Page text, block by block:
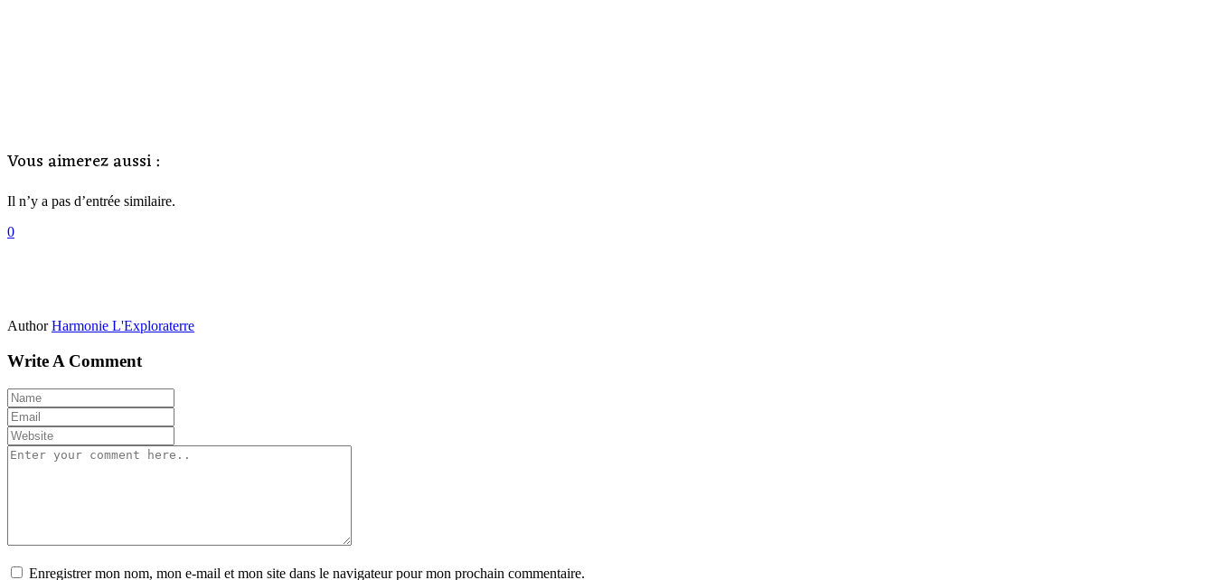
Vous aimerez aussi :
Il n’y a pas d’entrée similaire.
0
Author Harmonie L'Exploraterre
Write A Comment
Enregistrer mon nom, mon e-mail et mon site dans le navigateur pour mon prochain commentaire.